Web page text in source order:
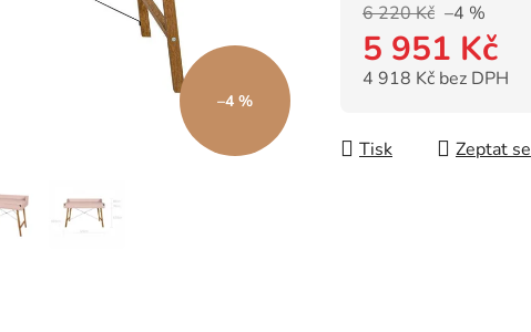
6 220 Kč –4 %
5 951 Kč
4 918 Kč bez DPH
Tisk
Zeptat se
–4 %